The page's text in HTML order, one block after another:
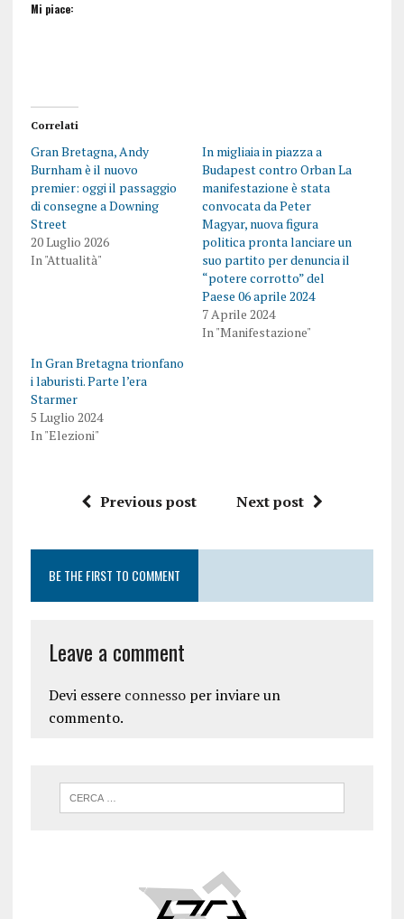
Mi piace:
Correlati
Gran Bretagna, Andy
Burnham è il nuovo
premier: oggi il passaggio
di consegne a Downing
Street
20 Luglio 2026
In "Attualità"
In migliaia in piazza a
Budapest contro Orban La
manifestazione è stata
convocata da Peter
Magyar, nuova figura
politica pronta lanciare un
suo partito per denuncia il
“potere corrotto” del
Paese 06 aprile 2024
7 Aprile 2024
In "Manifestazione"
In Gran Bretagna trionfano
i laburisti. Parte l’era
Starmer
5 Luglio 2024
In "Elezioni"
Previous post Next post
BE THE FIRST TO COMMENT
Leave a comment
Devi essere connessoper inviare un
commento.